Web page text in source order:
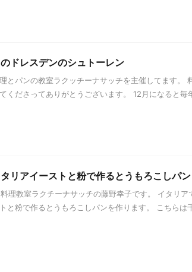
ドレスデンのシュトーレン
とパンの教室ラクッチーナサッチを主催してます。
くださってありがとうございます。 12月になると毎
リアイーストと粉で作るとうもろこしパン
理教室ラクチーナサッチの藤野幸子です。 イタリ
と粉で作るとうもろこしパンを作ります。 こちらは